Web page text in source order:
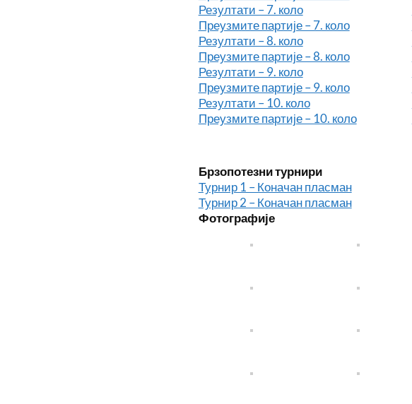
Резултати – 7. коло
Преузмите партије – 7. коло
Резултати – 8. коло
Преузмите партије – 8. коло
Резултати – 9. коло
Преузмите партије – 9. коло
Резултати – 10. коло
Преузмите партије – 10. коло
Брзопотезни турнири
Турнир 1 – Коначан пласман
Турнир 2 – Коначан пласман
Фотографије